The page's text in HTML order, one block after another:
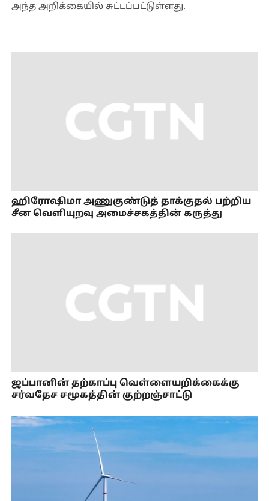
அந்த அறிக்கையில் சுட்டப்பட்டுள்ளது.
ஹிரோஷிமா அணுகுண்டுத் தாக்குதல் பற்றிய
சீன வெளியுறவு அமைச்சகத்தின் கருத்து
ஜப்பானின் தற்காப்பு வெள்ளையறிக்கைக்கு
சர்வதேச சமூகத்தின் குற்றஞ்சாட்டு